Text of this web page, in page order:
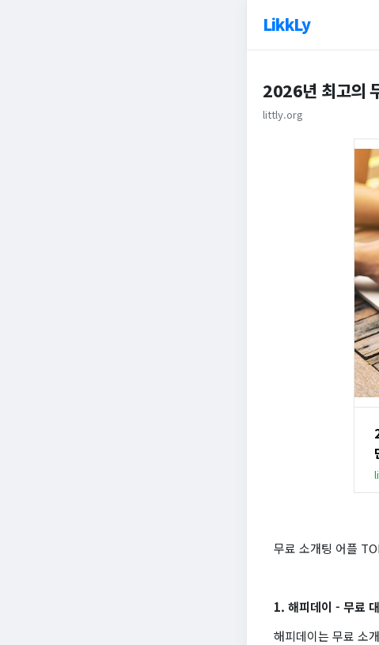
LikkLy
2026년 최고의
littly.org
무료 소개팅 어플
1. 해피데이 - 무료
해피데이는 무료 소